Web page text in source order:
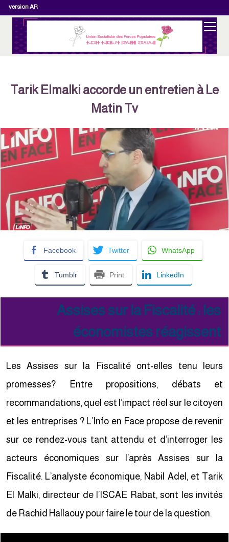
version AR
Tarik Elmalki accorde un entretien à Le
Matin Tv
Facebook Twitter WhatsApp
Tumblr Print LinkedIn
Assises sur la Fiscalité : les
économistes réagissent
Les Assises sur la Fiscalité ont-elles tenu leurs
promesses? Entre propositions, débats et
recommandations, quel est l’impact réel sur le citoyen
et les entreprises ? L’Info en Face propose de revenir
sur ce rendez-vous tant attendu et d’interroger les
acteurs économiques sur l’après Assises sur la
Fiscalité. L’analyste économique, Nabil Adel, et Tarik
El Malki, directeur de l’ISCAE Rabat, sont les invités
de Rachid Hallaouy pour faire le tour de la question.